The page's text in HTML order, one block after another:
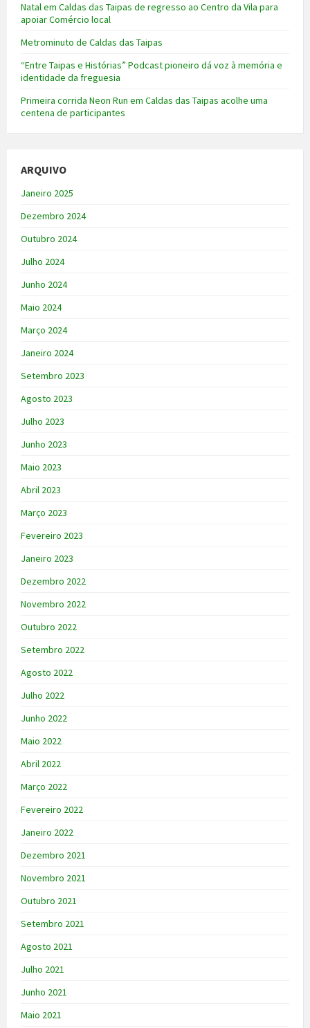
Natal em Caldas das Taipas de regresso ao Centro da Vila para
apoiar Comércio local
Metrominuto de Caldas das Taipas
“Entre Taipas e Histórias” Podcast pioneiro dá voz à memória e
identidade da freguesia
Primeira corrida Neon Run em Caldas das Taipas acolhe uma
centena de participantes
ARQUIVO
Janeiro 2025
Dezembro 2024
Outubro 2024
Julho 2024
Junho 2024
Maio 2024
Março 2024
Janeiro 2024
Setembro 2023
Agosto 2023
Julho 2023
Junho 2023
Maio 2023
Abril 2023
Março 2023
Fevereiro 2023
Janeiro 2023
Dezembro 2022
Novembro 2022
Outubro 2022
Setembro 2022
Agosto 2022
Julho 2022
Junho 2022
Maio 2022
Abril 2022
Março 2022
Fevereiro 2022
Janeiro 2022
Dezembro 2021
Novembro 2021
Outubro 2021
Setembro 2021
Agosto 2021
Julho 2021
Junho 2021
Maio 2021